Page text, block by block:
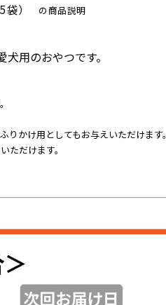
） の商品説明
用のおやつです。
かけ用としてもお与えいただけます。
ただけます。